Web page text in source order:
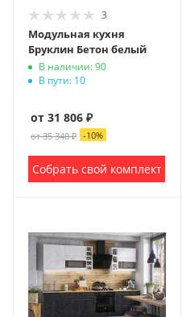
3
Модульная кухня
Бруклин Бетон белый
В наличии: 90
В пути: 10
от 31 806 ₽
от 35 340 ₽ -10%
Собрать свой комплект